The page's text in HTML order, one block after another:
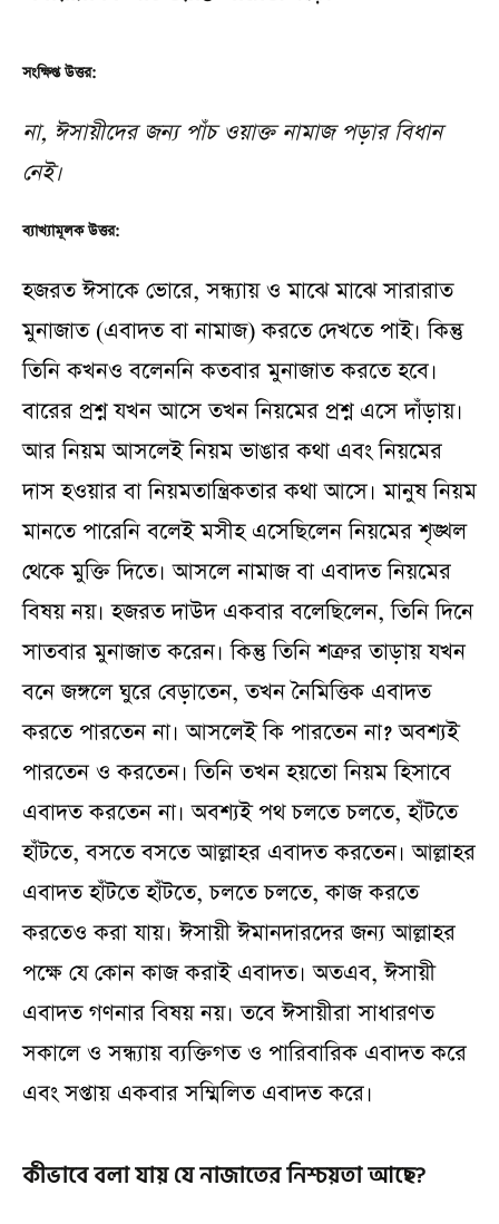
সংক্ষিপ্ত উত্তর:
না, ঈসায়ীদের জন্য পাঁচ ওয়াক্ত নামাজ পড়ার বিধান
নেই।
ব্যাখ্যামূলক উত্তর:
হজরত ঈসাকে ভোরে, সন্ধ্যায় ও মাঝে মাঝে সারারাত
মুনাজাত (এবাদত বা নামাজ) করতে দেখতে পাই। কিন্তু
তিনি কখনও বলেননি কতবার মুনাজাত করতে হবে।
বারের প্রশ্ন যখন আসে তখন নিয়মের প্রশ্ন এসে দাঁড়ায়।
আর নিয়ম আসলেই নিয়ম ভাঙার কথা এবং নিয়মের
দাস হওয়ার বা নিয়মতান্ত্রিকতার কথা আসে। মানুষ নিয়ম
মানতে পারেনি বলেই মসীহ এসেছিলেন নিয়মের শৃঙ্খল
থেকে মুক্তি দিতে। আসলে নামাজ বা এবাদত নিয়মের
বিষয় নয়। হজরত দাউদ একবার বলেছিলেন, তিনি দিনে
সাতবার মুনাজাত করেন। কিন্তু তিনি শত্রুর তাড়ায় যখন
বনে জঙ্গলে ঘুরে বেড়াতেন, তখন নৈমিত্তিক এবাদত
করতে পারতেন না। আসলেই কি পারতেন না? অবশ্যই
পারতেন ও করতেন। তিনি তখন হয়তো নিয়ম হিসাবে
এবাদত করতেন না। অবশ্যই পথ চলতে চলতে, হাঁটতে
হাঁটতে, বসতে বসতে আল্লাহর এবাদত করতেন। আল্লাহর
এবাদত হাঁটতে হাঁটতে, চলতে চলতে, কাজ করতে
করতেও করা যায়। ঈসায়ী ঈমানদারদের জন্য আল্লাহর
পক্ষে যে কোন কাজ করাই এবাদত। অতএব, ঈসায়ী
এবাদত গণনার বিষয় নয়। তবে ঈসায়ীরা সাধারণত
সকালে ও সন্ধ্যায় ব্যক্তিগত ও পারিবারিক এবাদত করে
এবং সপ্তায় একবার সম্মিলিত এবাদত করে।
কীভাবে বলা যায় যে নাজাতের নিশ্চয়তা আছে?